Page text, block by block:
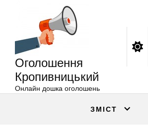
Оголошення
Кропивницький
Онлайн дошка оголошень
ЗМІСТ